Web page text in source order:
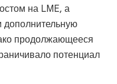
на LME, а
дополнительную
продолжающееся
потенциал